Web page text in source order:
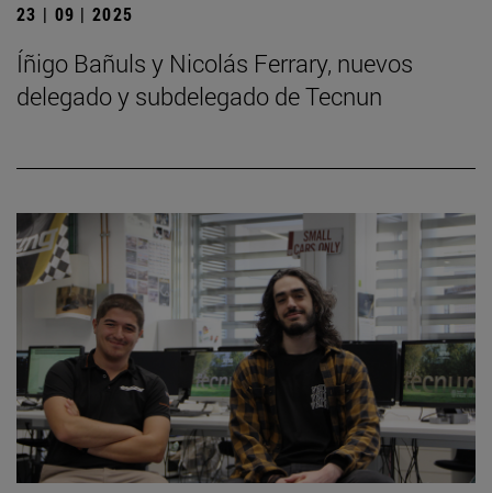
23 | 09 | 2025
Íñigo Bañuls y Nicolás Ferrary, nuevos
delegado y subdelegado de Tecnun